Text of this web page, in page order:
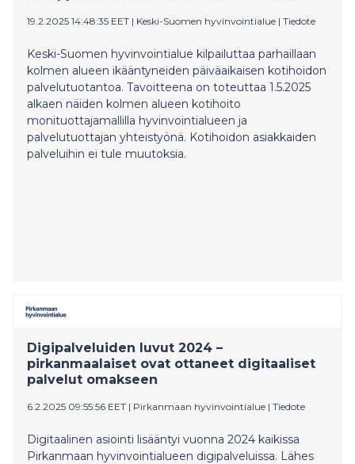
19.2.2025 14:48:35 EET | Keski-Suomen hyvinvointialue | Tiedote
Keski-Suomen hyvinvointialue kilpailuttaa parhaillaan
kolmen alueen ikääntyneiden päiväaikaisen kotihoidon
palvelutuotantoa. Tavoitteena on toteuttaa 1.5.2025
alkaen näiden kolmen alueen kotihoito
monituottajamallilla hyvinvointialueen ja
palvelutuottajan yhteistyönä. Kotihoidon asiakkaiden
palveluihin ei tule muutoksia.
Digipalveluiden luvut 2024 –
pirkanmaalaiset ovat ottaneet digitaaliset
palvelut omakseen
6.2.2025 09:55:56 EET | Pirkanmaan hyvinvointialue | Tiedote
Digitaalinen asiointi lisääntyi vuonna 2024 kaikissa
Pirkanmaan hyvinvointialueen digipalveluissa. Lähes